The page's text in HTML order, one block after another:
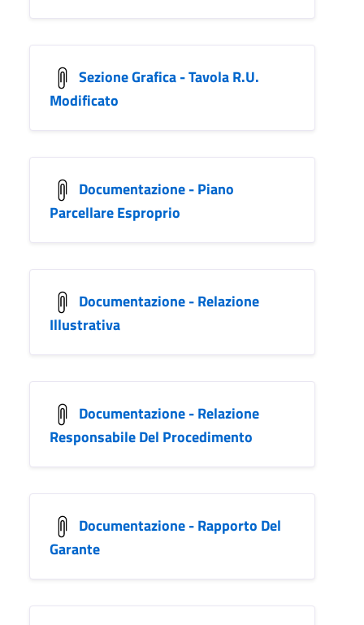
Sezione Grafica - Tavola R.U.
Modificato
Documentazione - Piano
Parcellare Esproprio
Documentazione - Relazione
Illustrativa
Documentazione - Relazione
Responsabile Del Procedimento
Documentazione - Rapporto Del
Garante